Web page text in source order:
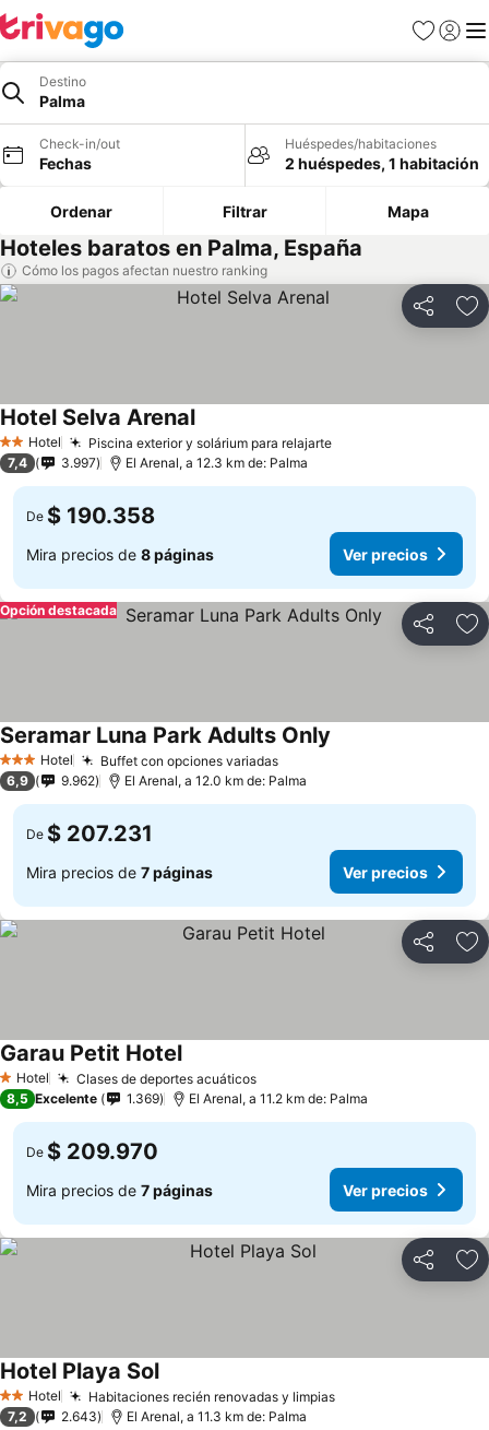
Favoritos
Iniciar
Destino
Palma
Check-in/out
Fechas
Huéspedes/habitaciones
2 huéspedes, 1 habitación
Ordenar Filtrar Mapa
Hoteles baratos en Palma, España
Cómo los pagos afectan nuestro ranking
Compartir
2 Estrellas
Hotel Piscina exterior y solárium para relajarte
Hotel Selva Arenal
7,4 3.997 El Arenal, a 12.3 km de: Palma
De $ 190.358
Mira precios de 8 páginas Ver precios
Compartir
Opción destacada
3 Estrellas
Hotel Buffet con opciones variadas
Seramar Luna Park Adults Only
6,9 9.962 El Arenal, a 12.0 km de: Palma
De $ 207.231
Mira precios de 7 páginas Ver precios
Compartir
1 Estrellas
Hotel Clases de deportes acuáticos
Garau Petit Hotel
8,5 Excelente 1.369 El Arenal, a 11.2 km de: Palma
De $ 209.970
Mira precios de 7 páginas Ver precios
Compartir
2 Estrellas
Hotel Habitaciones recién renovadas y limpias
Hotel Playa Sol
7,2 2.643 El Arenal, a 11.3 km de: Palma